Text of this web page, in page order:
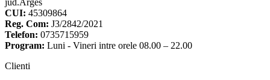
CUI: 45309864
Reg. Com: J3/2842/2021
Telefon: 0735715959
Program: Luni - Vineri intre orele 08.00 – 22.00
Clienti